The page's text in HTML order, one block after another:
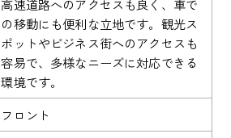
高速道路へのアクセスも良く、車で
の移動にも便利な立地です。観光ス
ポットやビジネス街へのアクセスも
容易で、多様なニーズに対応できる
環境です。
フロント